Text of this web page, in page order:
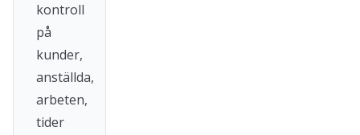
kontroll
på
kunder,
anställda,
arbeten,
tider